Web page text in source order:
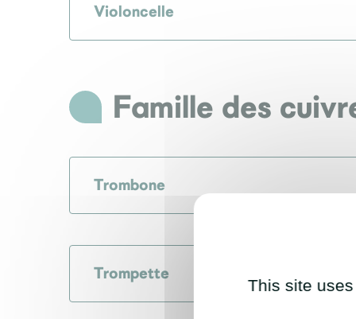
Violoncelle
Famille des
Trombone
Trompette
This site